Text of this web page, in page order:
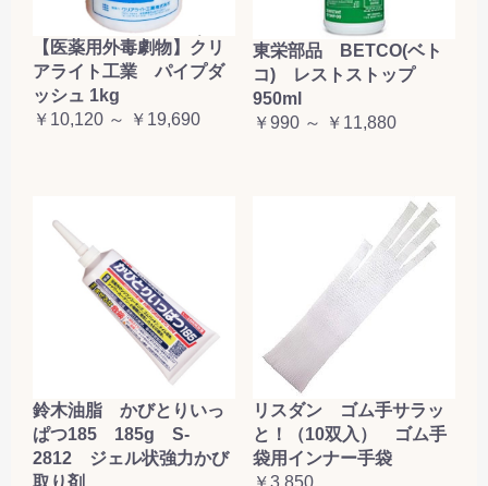
【医薬用外毒劇物】クリ
アライト工業 パイプダ
ッシュ 1kg
￥10,120 ～ ￥19,690
東栄部品 BETCO(ベト
コ) レストストップ
950ml
￥990 ～ ￥11,880
鈴木油脂 かびとりいっ
ぱつ185 185g S-
2812 ジェル状強力かび
取り剤
リスダン ゴム手サラッ
と！（10双入） ゴム手
袋用インナー手袋
￥3,850